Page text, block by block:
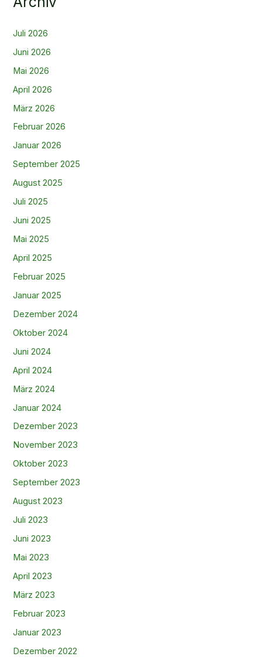
Juli 2026
Juni 2026
Mai 2026
April 2026
März 2026
Februar 2026
Januar 2026
September 2025
August 2025
Juli 2025
Juni 2025
Mai 2025
April 2025
Februar 2025
Januar 2025
Dezember 2024
Oktober 2024
Juni 2024
April 2024
März 2024
Januar 2024
Dezember 2023
November 2023
Oktober 2023
September 2023
August 2023
Juli 2023
Juni 2023
Mai 2023
April 2023
März 2023
Februar 2023
Januar 2023
Dezember 2022